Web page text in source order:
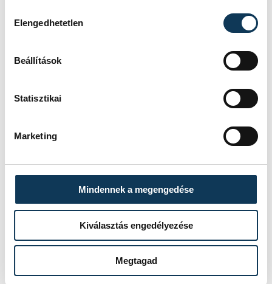
Elengedhetetlen
Beállítások
Statisztikai
Marketing
Mindennek a megengedése
Kiválasztás engedélyezése
Megtagad
A belső udvaron nyári színházi előadások
megrendezésére is lehetőség lesz, s a
főépületen túl egy úgynevezett energetikai
központ is segíti a működést.Oberfrank
Pálhangsúlyozta, mostanában számos
kritikát fogalmaznak meg az emberek,
hogy kifejezzék elégedetlenségüket, ezzel